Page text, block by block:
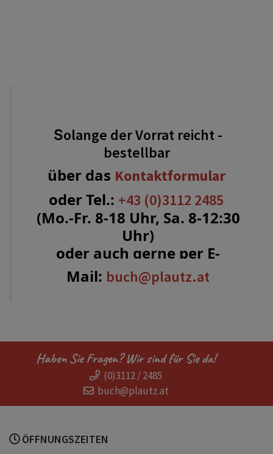
Solange der Vorrat reicht -
bestellbar
über das Kontaktformular
oder Tel.: +43 (0)3112 2485
(Mo.-Fr. 8-18 Uhr, Sa. 8-12:30
Uhr)
oder auch gerne per E-
Mail: buch@plautz.at
Haben Sie Fragen? Wir sind für Sie da!
(0)3112 / 2485
buch@plautz.at
ÖFFNUNGSZEITEN